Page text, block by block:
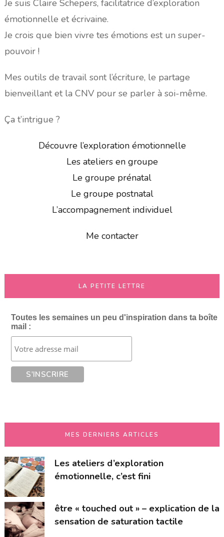
Je suis Claire Schepers, facilitatrice d’exploration
émotionnelle et écrivaine.
Je crois que bien vivre tes émotions est un super-
pouvoir !
Mes outils de travail sont l’écriture, le partage
bienveillant et la CNV pour se parler à soi-même.
Ça t’intrigue ?
Découvre l’exploration émotionnelle
Les ateliers en groupe
Le groupe prénatal
Le groupe postnatal
L’accompagnement individuel
Me contacter
LA PETITE LETTRE
Toutes les semaines un peu d'inspiration dans ta boîte
mail :
MES DERNIERS ARTICLES
Les ateliers d’exploration
émotionnelle, c’est fini
être « touched out » – explication de la
sensation de saturation tactile